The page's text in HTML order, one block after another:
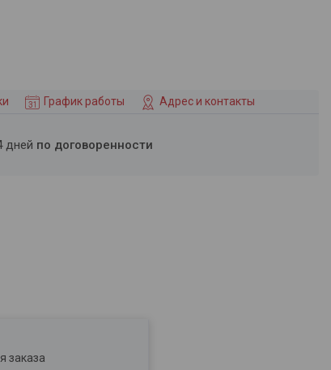
График работы Адрес и контакты
дней по договоренности
заказа